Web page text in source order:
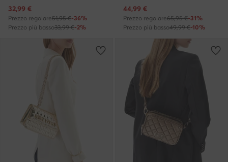
Prezzo attuale
32,99 €
Prezzo regolare51,95 €-36%
Prezzo più basso33,99 €-2%
Prezzo attuale
44,99 €
Prezzo regolare65,95 €-31%
Prezzo più basso49,99 €-10%